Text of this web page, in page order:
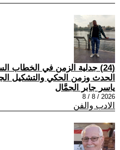
(24) جدلية الزمن في الخطاب
الحدث وزمن الحكي والتشكيل
ياسر جابر الجمَّال
2026 / 8 / 8
الادب والفن